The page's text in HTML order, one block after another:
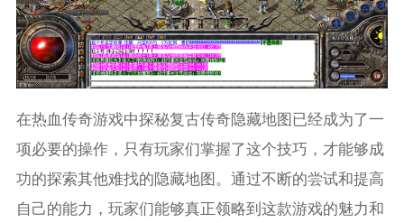
在热血传奇游戏中探秘复古传奇隐藏地图已经成为了一
项必要的操作，只有玩家们掌握了这个技巧，才能够成
功的探索其他难找的隐藏地图。通过不断的尝试和提高
自己的能力，玩家们能够真正领略到这款游戏的魅力和